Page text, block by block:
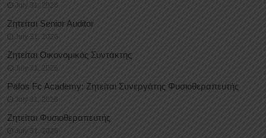
July 31, 2026
Ζητείται Senior Auditor
July 31, 2026
Ζητείται Οικονομικός Συντάκτης
July 31, 2026
Pafos Fc Academy: Ζητείται Συνεργάτης Φυσιοθεραπευτής
July 31, 2026
Ζητείται Φυσιοθεραπευτής
July 31, 2026